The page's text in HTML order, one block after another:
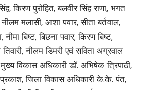
किरण पुरोहित, बलवीर सिंह राणा, भगत
मलासी, आशा पवार, सीता बर्तवाल,
नीमा बिष्ट, बिछना पवार, किरण बिष्ट,
नीलम डिमरी एवं सविता अग्रवाल
विकास अधिकारी डॉ. अभिषेक त्रिपाठी,
जिला विकास अधिकारी के.के. पंत,